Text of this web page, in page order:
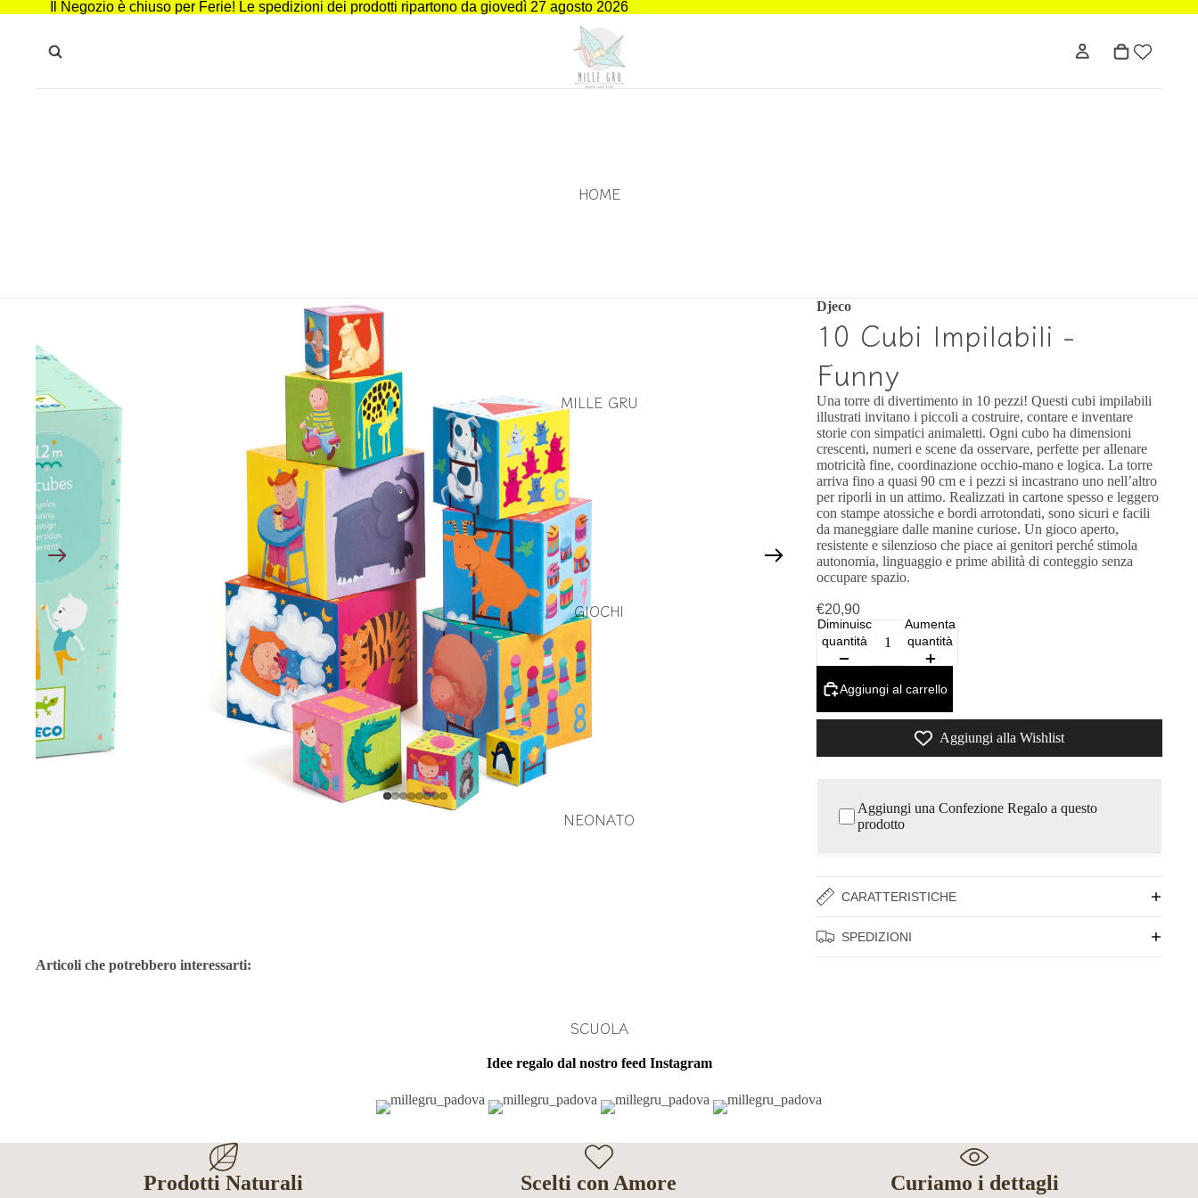
Il Negozio è chiuso per Ferie! Le spedizioni dei prodotti ripartono da giovedì 27 agosto 2026
HOME
MILLE GRU
GIOCHI
NEONATO
SCUOLA
Djeco
10 Cubi Impilabili -
Funny
Una torre di divertimento in 10 pezzi! Questi cubi impilabili
illustrati invitano i piccoli a costruire, contare e inventare
storie con simpatici animaletti. Ogni cubo ha dimensioni
crescenti, numeri e scene da osservare, perfette per allenare
motricità fine, coordinazione occhio‑mano e logica. La torre
arriva fino a quasi 90 cm e i pezzi si incastrano uno nell’altro
per riporli in un attimo. Realizzati in cartone spesso e leggero
con stampe atossiche e bordi arrotondati, sono sicuri e facili
da maneggiare dalle manine curiose. Un gioco aperto,
resistente e silenzioso che piace ai genitori perché stimola
autonomia, linguaggio e prime abilità di conteggio senza
occupare spazio.
€20,90
Diminuisci
quantità
Aumenta
quantità
Aggiungi al carrello
Aggiungi alla Wishlist
Aggiungi una Confezione Regalo a questo
prodotto
CARATTERISTICHE
SPEDIZIONI
Articoli che potrebbero interessarti:
Idee regalo dal nostro feed Instagram
Prodotti Naturali Scelti con Amore Curiamo i dettagli